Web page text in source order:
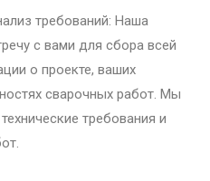
требований: Наша
с вами для сбора всей
о проекте, ваших
сварочных работ. Мы
требования и